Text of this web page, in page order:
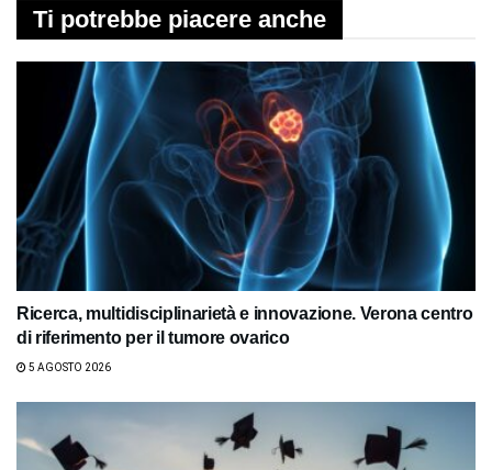
Ti potrebbe piacere anche
Ricerca, multidisciplinarietà e innovazione. Verona centro
di riferimento per il tumore ovarico
5 AGOSTO 2026